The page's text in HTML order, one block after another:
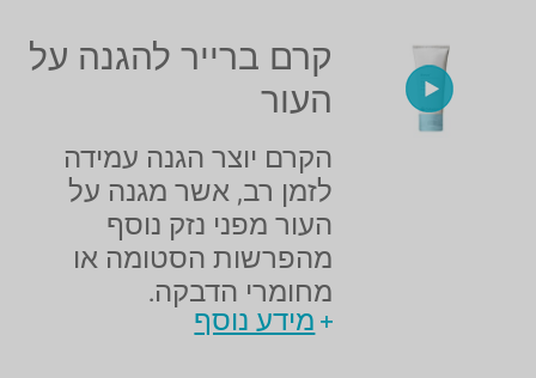
קרם ברייר להגנה על
העור
הקרם יוצר הגנה עמידה
לזמן רב, אשר מגנה על
העור מפני נזק נוסף
מהפרשות הסטומה או
מחומרי הדבקה.
מידע נוסף